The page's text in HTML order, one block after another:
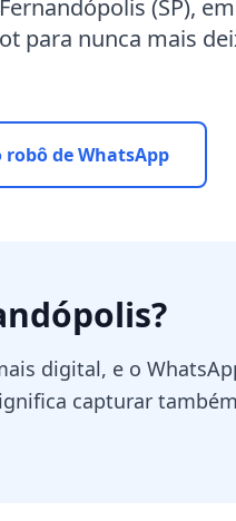
(SP),
para nunca mais
robô de WhatsApp
?
digital, e o
capturar